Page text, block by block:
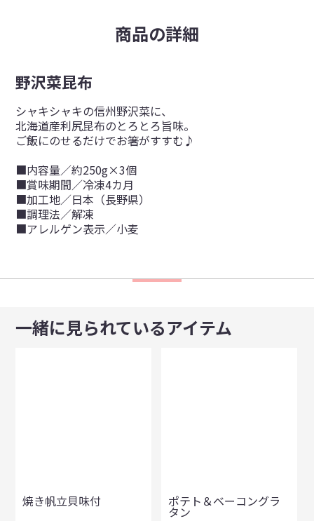
商品の詳細
野沢菜昆布
シャキシャキの信州野沢菜に、
北海道産利尻昆布のとろとろ旨味。
ご飯にのせるだけでお箸がすすむ♪
■内容量／約250g×3個
■賞味期間／冷凍4カ月
■加工地／日本（長野県）
■調理法／解凍
■アレルゲン表示／小麦
一緒に見られているアイテム
焼き帆立貝味付 ポテト＆ベーコングラ
タン